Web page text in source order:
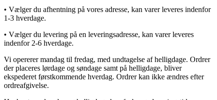
• Vælger du afhentning på vores adresse, kan varer leveres indenfor
1-3 hverdage.
• Vælger du levering på en leveringsadresse, kan varer leveres
indenfor 2-6 hverdage.
Vi opererer mandag til fredag, med undtagelse af helligdage. Ordrer
der placeres lørdage og søndage samt på helligdage, bliver
ekspederet førstkommende hverdag. Ordrer kan ikke ændres efter
ordreafgivelse.